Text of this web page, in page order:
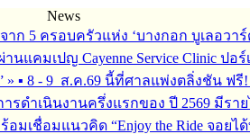
News
าก 5 ครอบครัวแห่ง ‘บางกอก บูเลอวา
านแคมเปญ Cayenne Service Clinic ป
» ▪︎ 8 - 9 ส.ค.69 นี้ที่ศาลแพ่งตลิ่งชัน ฟรี
ารดำเนินงานครึ่งแรกของ ปี 2569 มีร
อมเชื่อมแนวคิด “Enjoy the Ride จอย